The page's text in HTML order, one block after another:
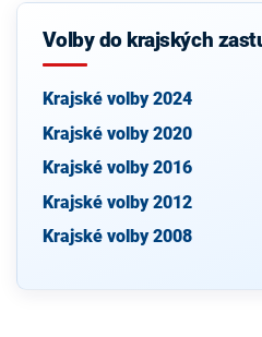
Volby do krajských
Krajské volby 2024
Krajské volby 2020
Krajské volby 2016
Krajské volby 2012
Krajské volby 2008